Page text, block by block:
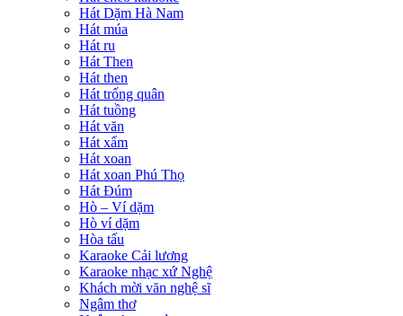
Hát Dặm Hà Nam
Hát múa
Hát ru
Hát Then
Hát then
Hát trống quân
Hát tuồng
Hát văn
Hát xẩm
Hát xoan
Hát xoan Phú Thọ
Hát Đúm
Hò – Ví dặm
Hò ví dặm
Hòa tấu
Karaoke Cải lương
Karaoke nhạc xứ Nghệ
Khách mời văn nghệ sĩ
Ngâm thơ